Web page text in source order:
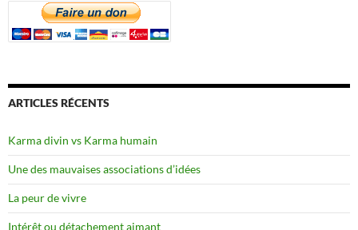
ARTICLES RÉCENTS
Karma divin vs Karma humain
Une des mauvaises associations d’idées
La peur de vivre
Intérêt ou détachement aimant